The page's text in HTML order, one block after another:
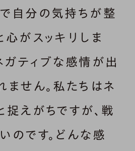
自分の気持ちが整
心がスッキリしま
ガティブな感情が出
ません。私たちはネ
捉えがちですが、戦
のです。どんな感